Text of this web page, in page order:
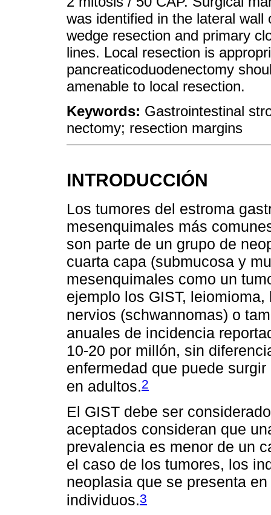
was identified in the lateral
wedge resection and primary
lines. Local resection is
pancreaticoduodenectomy
amenable to local resection.
Keywords: Gastrointestinal
nectomy; resection margins
INTRODUCCIÓN
Los tumores del estroma
mesenquimales más
son parte de un grupo de
cuarta capa (submucosa y
mesenquimales como un
ejemplo los GIST,
nervios (schwannomas) o
anuales de incidencia
10-20 por millón, sin
enfermedad que puede
en adultos.2
El GIST debe ser
aceptados consideran que
prevalencia es menor de un
el caso de los tumores, los
neoplasia que se presenta
individuos.3